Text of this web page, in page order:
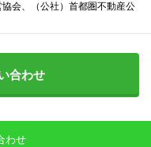
協会、（公社）首都圏不動産公
合わせ
わせ